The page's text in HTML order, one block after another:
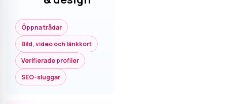
Öppna trådar
Bild, video och länkkort
Verifierade profiler
SEO-sluggar